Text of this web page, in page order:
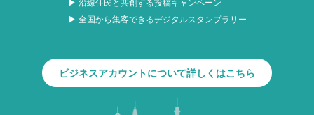
▶ 沿線住民と共創する投稿キャンペーン
▶ 全国から集客できるデジタルスタンプラリー
ビジネスアカウントについて詳しくはこちら